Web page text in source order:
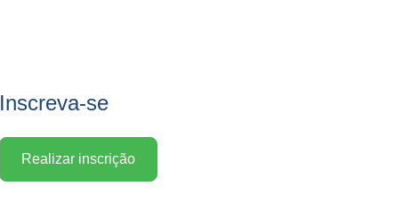
Inscreva-se
Realizar inscrição